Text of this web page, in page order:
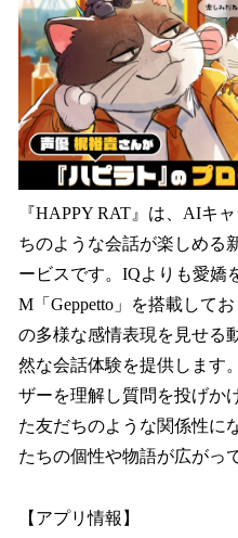
『HAPPY RAT』は、AIキ
ちのような会話が楽しめる
ービスです。IQよりも愛嬌
M「Geppetto」を搭載して
の多様な感情表現を見せる
然な会話体験を提供します
ザーを理解し質問を投げか
た友だちのような関係性に
たちの個性や物語が広がっ
【アプリ情報】